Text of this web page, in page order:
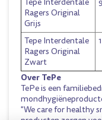
Ragers Original
Grijs
Tepe Interdentale
Ragers Original
Zwart
Over TePe
TePe is een
"We care for healthy